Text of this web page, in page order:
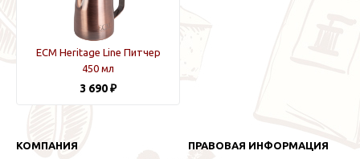
ECM Heritage Line Питчер
450 мл
3 690 ₽
КОМПАНИЯ ПРАВОВАЯ ИНФОРМАЦИЯ